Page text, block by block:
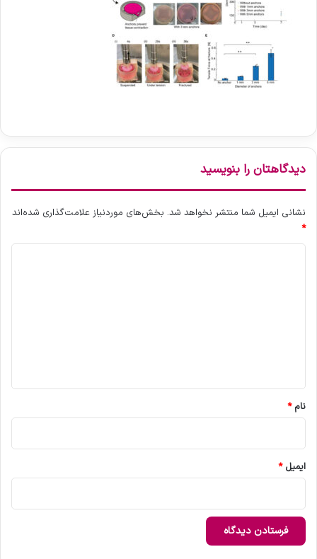
دیدگاهتان را بنویسید
نشانی ایمیل شما منتشر نخواهد شد. بخش‌های موردنیاز علامت‌گذاری شده‌اند
*
نام*
ایمیل*